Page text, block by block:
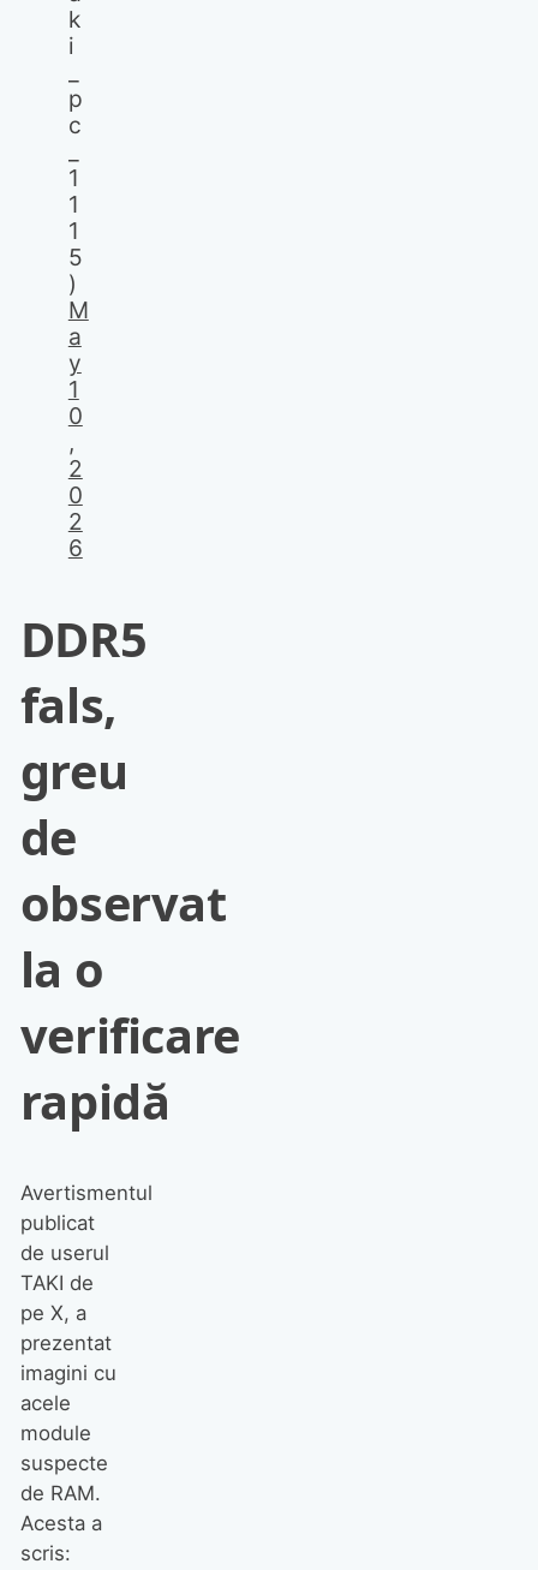
k
i
p
c
1
1
1
5
)
M
a
y
1
0
,
2
0
2
6
DDR5
fals,
greu
de
observat
la o
verificare
rapidă
Avertismentul
publicat
de userul
TAKI de
pe X, a
prezentat
imagini cu
acele
module
suspecte
de RAM.
Acesta a
scris: